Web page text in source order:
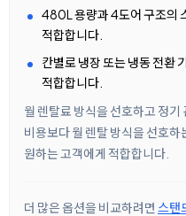
480L 용량과 4도어 구조의
적합합니다.
칸별로 냉장 또는 냉동 전환
적합합니다.
월 렌탈료 방식을 선호하고 정
비용보다 월 렌탈 방식을 선호
원하는 고객에게 적합합니다.
더 많은 옵션을 비교하려면 스탠